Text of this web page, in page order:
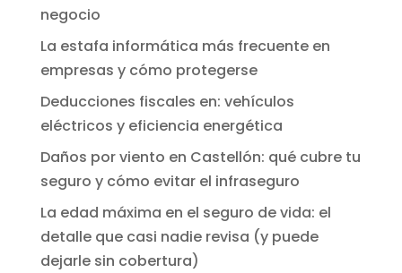
negocio
La estafa informática más frecuente en
empresas y cómo protegerse
Deducciones fiscales en: vehículos
eléctricos y eficiencia energética
Daños por viento en Castellón: qué cubre tu
seguro y cómo evitar el infraseguro
La edad máxima en el seguro de vida: el
detalle que casi nadie revisa (y puede
dejarle sin cobertura)